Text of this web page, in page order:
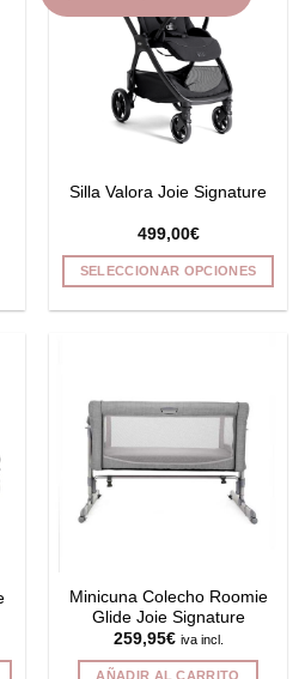
Silla Valora Joie Signature
499,00€
SELECCIONAR OPCIONES
variantes.
opciones
se
página
de
Minicuna Colecho Roomie
Glide Joie Signature
259,95€ iva incl.
AÑADIR AL CARRITO